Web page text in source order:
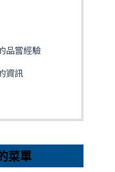
品嘗經驗
資訊
菜單